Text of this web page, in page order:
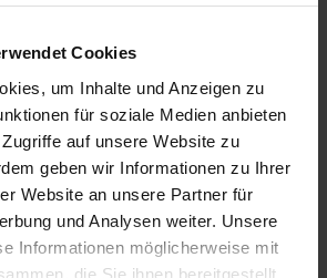
Cookies
um Inhalte und Anzeigen zu
für soziale Medien anbieten
auf unsere Website zu
geben wir Informationen zu Ihrer
Website an unsere Partner für
und Analysen weiter. Unsere
Informationen möglicherweise mit
die Sie ihnen bereitgestellt
Know-how. Ideal ergänzt um
Adressen und über 180
zahlreiche
Erweiterungen: Neu
teils umfangreich behandelt
Themen wie die
im internationalen Bereich,